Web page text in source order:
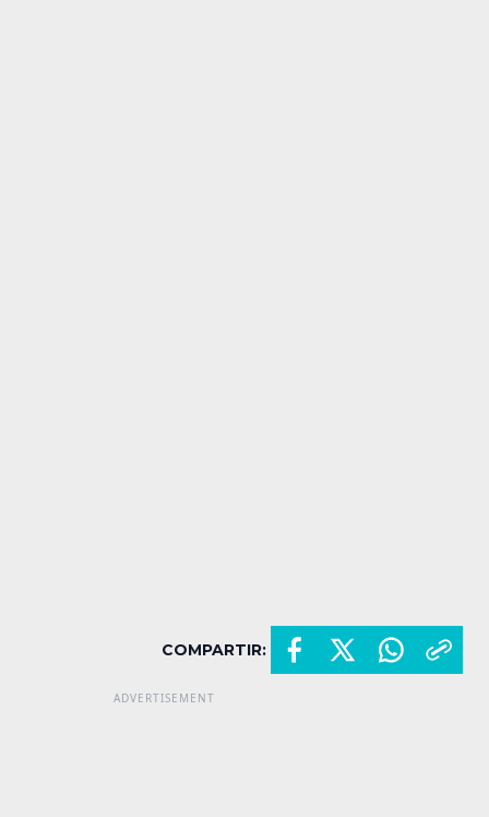
COMPARTIR: